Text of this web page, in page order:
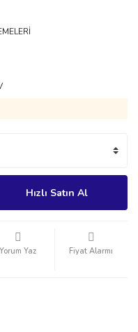
Hızlı Satın Al
Yorum Yaz Fiyat Alarmı